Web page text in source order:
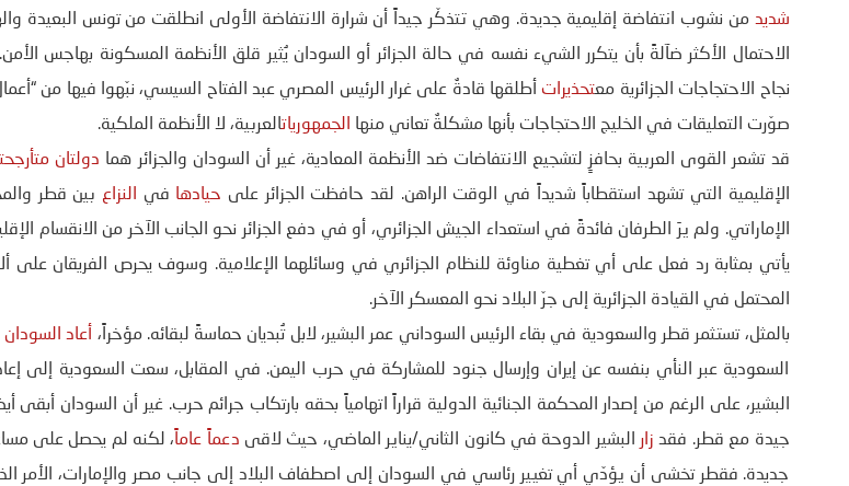
شديد من نشوب انتفاضة إقليمية جديدة. وهي تتذكّر جيداً أن شرارة الانتفاضة الأولى انطلقت من تونس البعيدة
الاحتمال الأكثر ضآلةً بأن يتكرر الشيء نفسه في حالة الجزائر أو السودان يُثير قلق الأنظمة المسكونة بهاجس
نجاح الاحتجاجات الجزائرية معتحذيراتأطلقها قادةٌ على غرار الرئيس المصري عبد الفتاح السيسي، نبّهوا فيها من
صوّرت التعليقات في الخليج الاحتجاجات بأنها مشكلةٌ تعاني منها الجمهورياتالعربية، لا الأنظمة الملكية.
قد تشعر القوى العربية بحافزٍ لتشجيع الانتفاضات ضد الأنظمة المعادية، غير أن السودان والجزائر هما دولتان
الإقليمية التي تشهد استقطاباً شديداً في الوقت الراهن. لقد حافظت الجزائر على حيادها في النزاع بين قطر
الإماراتي. ولم يرَ الطرفان فائدةً في استعداء الجيش الجزائري، أو في دفع الجزائر نحو الجانب الآخر من الانقسام
يأتي بمثابة رد فعل على أي تغطية مناوئة للنظام الجزائري في وسائلهما الإعلامية. وسوف يحرص الفريقان على
المحتمل في القيادة الجزائرية إلى جرّ البلاد نحو المعسكر الآخر.
بالمثل، تستثمر قطر والسعودية في بقاء الرئيس السوداني عمر البشير، لابل تُبديان حماسةً لبقائه. مؤخراً، أعاد السودان
السعودية عبر النأي بنفسه عن إيران وإرسال جنود للمشاركة في حرب اليمن. في المقابل، سعت السعودية إلى
البشير، على الرغم من إصدار المحكمة الجنائية الدولية قراراً اتهامياً بحقه بارتكاب جرائم حرب. غير أن السودان أبقى
جيدة مع قطر. فقد زار البشير الدوحة في كانون الثاني/يناير الماضي، حيث لاقى دعماً عاماً، لكنه لم يحصل على
جديدة. فقطر تخشى أن يؤدّي أي تغيير رئاسي في السودان إلى اصطفاف البلاد إلى جانب مصر والإمارات، الأمر